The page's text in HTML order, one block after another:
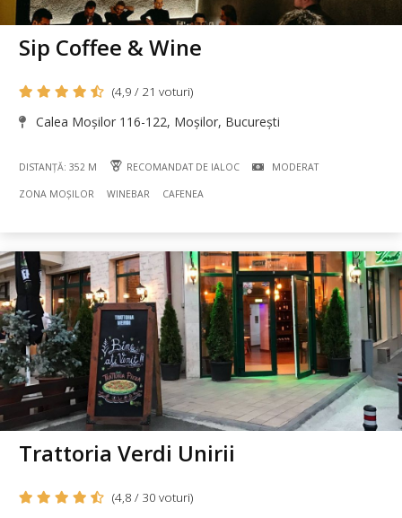
Sip Coffee & Wine
(4,9 / 21 voturi)
Calea Moșilor 116-122, Moșilor, București
DISTANȚĂ: 352 M RECOMANDAT DE IALOC MODERAT
ZONA MOȘILOR WINEBAR CAFENEA
Trattoria Verdi Unirii
(4,8 / 30 voturi)